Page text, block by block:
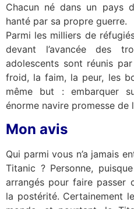
Chacun né dans un pays
hanté par sa propre guerre.
Parmi les milliers de
devant l’avancée des
adolescents sont réunis
froid, la faim, la peur, les
même but : embarquer
énorme navire promesse de
Mon avis
Qui parmi vous n’a jamais
Titanic ? Personne,
arrangés pour faire passer
la postérité. Certainement